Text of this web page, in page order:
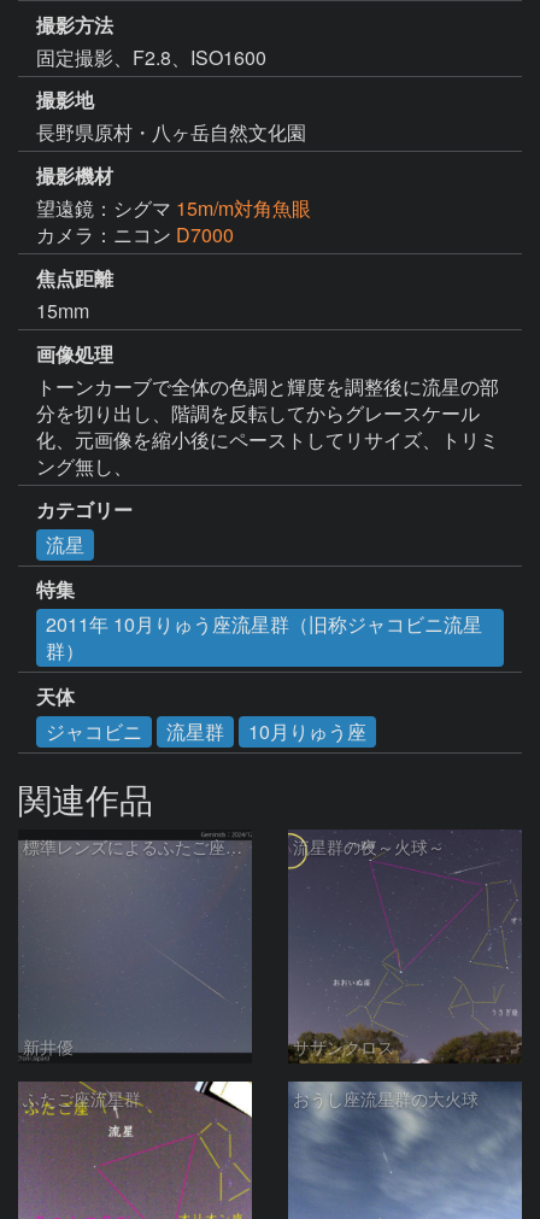
撮影方法
固定撮影、F2.8、ISO1600
撮影地
長野県原村・八ヶ岳自然文化園
撮影機材
望遠鏡：シグマ 15m/m対角魚眼
カメラ：ニコン D7000
焦点距離
15mm
画像処理
トーンカーブで全体の色調と輝度を調整後に流星の部
分を切り出し、階調を反転してからグレースケール
化、元画像を縮小後にペーストしてリサイズ、トリミ
ング無し、
カテゴリー
流星
特集
2011年 10月りゅう座流星群（旧称ジャコビニ流星
群）
天体
ジャコビニ
流星群 10月りゅう座
関連作品
標準レンズによるふたご座流星：2024/12/14
新井優
流星群の夜～火球～
サザンクロス
ふたご座流星群 おうし座流星群の大火球